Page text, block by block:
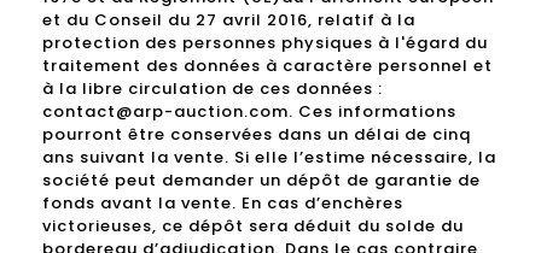
et du Conseil du 27 avril 2016, relatif à la
protection des personnes physiques à l'égard du
traitement des données à caractère personnel et
à la libre circulation de ces données :
contact@arp-auction.com. Ces informations
pourront être conservées dans un délai de cinq
ans suivant la vente. Si elle l’estime nécessaire, la
société peut demander un dépôt de garantie de
fonds avant la vente. En cas d’enchères
victorieuses, ce dépôt sera déduit du solde du